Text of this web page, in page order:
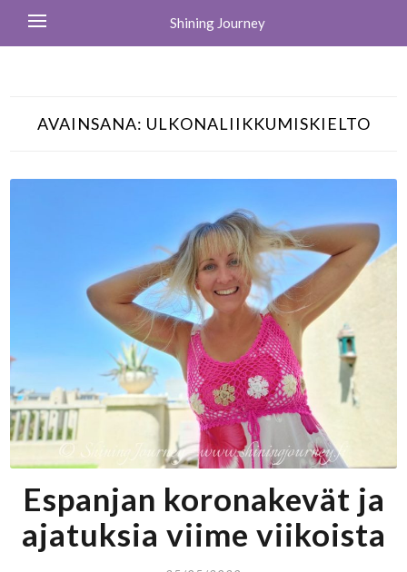
Shining Journey
AVAINSANA: ULKONALIIKKUMISKIELTO
Espanjan koronakevät ja
ajatuksia viime viikoista